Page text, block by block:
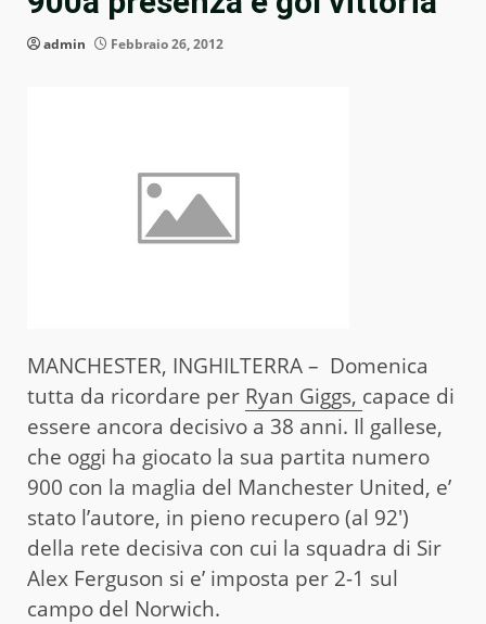
admin Febbraio 26, 2012
MANCHESTER, INGHILTERRA – Domenica
tutta da ricordare per Ryan Giggs, capace di
essere ancora decisivo a 38 anni. Il gallese,
che oggi ha giocato la sua partita numero
900 con la maglia del Manchester United, e’
stato l’autore, in pieno recupero (al 92′)
della rete decisiva con cui la squadra di Sir
Alex Ferguson si e’ imposta per 2-1 sul
campo del Norwich.